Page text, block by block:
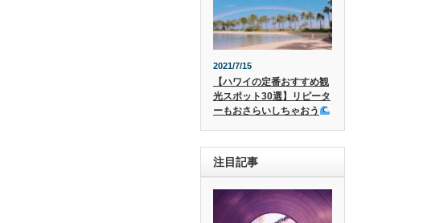
2021/7/15
【ハワイの定番おすすめ観
光スポット30選】リピータ
ーもおさらいしちゃおう
注目記事